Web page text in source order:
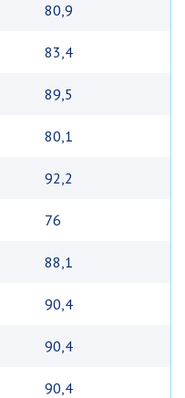
80,9
83,4
89,5
80,1
92,2
76
88,1
90,4
90,4
90,4